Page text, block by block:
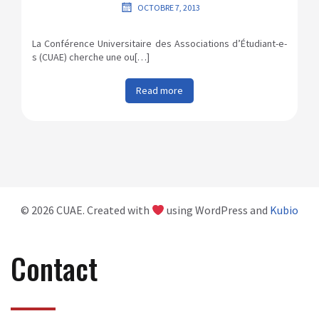
OCTOBRE 7, 2013
La Conférence Universitaire des Associations d’Étudiant-e-
s (CUAE) cherche une ou[…]
Read more
© 2026 CUAE. Created with using WordPress and Kubio
Contact